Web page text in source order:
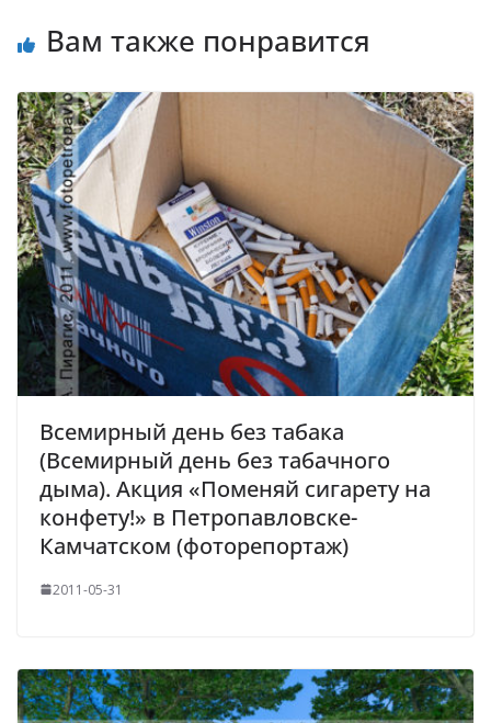
Вам также понравится
Всемирный день без табака
(Всемирный день без табачного
дыма). Акция «Поменяй сигарету на
конфету!» в Петропавловске-
Камчатском (фоторепортаж)
2011-05-31